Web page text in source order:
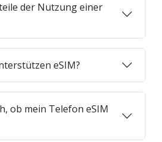
der Nutzung einer
eSIM?
ob mein Telefon eSIM